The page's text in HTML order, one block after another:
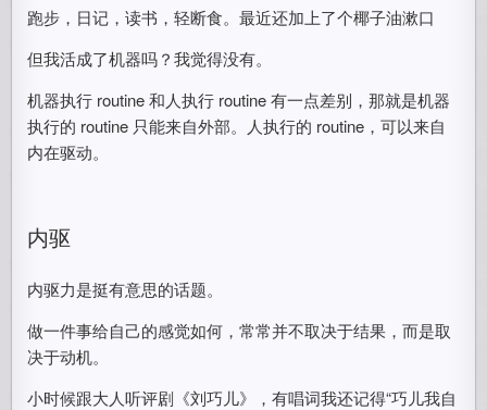
跑步，日记，读书，轻断食。最近还加上了个椰子油漱口
但我活成了机器吗？我觉得没有。
机器执行 routine 和人执行 routine 有一点差别，那就是机器
执行的 routine 只能来自外部。人执行的 routine，可以来自
内在驱动。
内驱
内驱力是挺有意思的话题。
做一件事给自己的感觉如何，常常并不取决于结果，而是取
决于动机。
小时候跟大人听评剧《刘巧儿》，有唱词我还记得“巧儿我自